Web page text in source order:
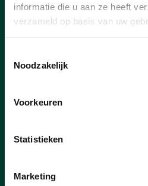
informatie die u aan ze heeft
verzameld op basis van uw
Noodzakelijk
Voorkeuren
Statistieken
Marketing
2 mei, De Borg Kessenich
9 mei,
30 mei, Cafetaria
20 juni, Bibliotheek